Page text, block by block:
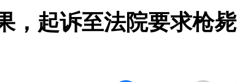
，起诉至法院要求枪毙